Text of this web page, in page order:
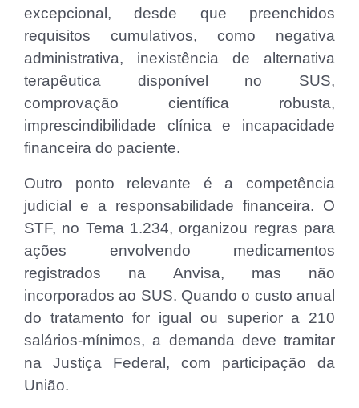
excepcional, desde que preenchidos
requisitos cumulativos, como negativa
administrativa, inexistência de alternativa
terapêutica disponível no SUS,
comprovação científica robusta,
imprescindibilidade clínica e incapacidade
financeira do paciente.
Outro ponto relevante é a competência
judicial e a responsabilidade financeira. O
STF, no Tema 1.234, organizou regras para
ações envolvendo medicamentos
registrados na Anvisa, mas não
incorporados ao SUS. Quando o custo anual
do tratamento for igual ou superior a 210
salários-mínimos, a demanda deve tramitar
na Justiça Federal, com participação da
União.